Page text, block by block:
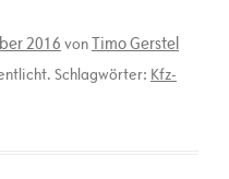
2016 vonTimo Gerstel
Schlagwörter: Kfz-